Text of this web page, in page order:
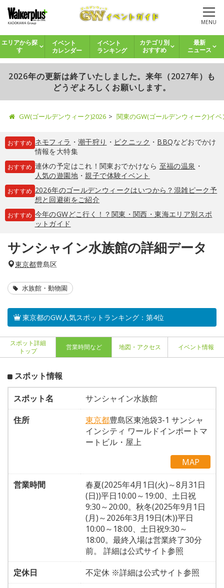
MENU
エリアから探
す
イベント
カレンダー
イベント
ランキング
カテゴリ別
おすすめ
最新
ニュース
2026年の更新は終了いたしました。来年（2027年）も
どうぞよろしくお願いします。
GW(ゴールデンウィーク)2026 関東のGW(ゴールデンウィーク)イ
おすすめ ネモフィラ ・ 潮干狩り ・ ピクニック ・ BBQなどおでかけ
情報を大特集
おすすめ 連休の予定はこれ！関東おでかけなら 至福の温泉 ・
人気の遊園地・親子で体験イベント
おすすめ 2026年のゴールデンウィークはいつから？混雑ピーク予
想と回避術をご紹介
おすすめ 今年のGWどこ行く！？関東・関西・東海エリア別スポ
ットガイド
サンシャイン水族館の詳細データ
東京都豊島区
水族館・動物園
東京都のGW人気スポットランキング：第4位
スポット詳細
トップ
営業時間など 地図・アクセス イベント情報
スポット情報
スポット名
サンシャイン水族館
住所
東京都豊島区東池袋3-1 サンシャ
インシティ ワールドインポートマ
ートビル・屋上
MAP
営業時間
春夏(2025年4月1日(火)～8月31日
(日))平日10:00～19:00、土日祝
9:30～20:00。秋冬(2025年9月1日
(月)～2026年3月19日(木))平日
10:00～18:00、土日祝9:30～
18:00。最終入場は営業終了30分
前。 詳細は公式サイト参照
定休日
不定休 ※詳細は公式サイト参照